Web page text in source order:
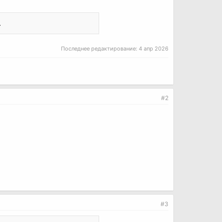
Последнее редактирование: 4 апр 2026
#2
#3